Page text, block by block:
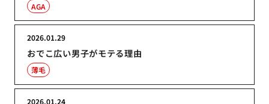
AGA
おでこ広い男子がモテる理由
2026.01.29
薄毛
2026.01.24